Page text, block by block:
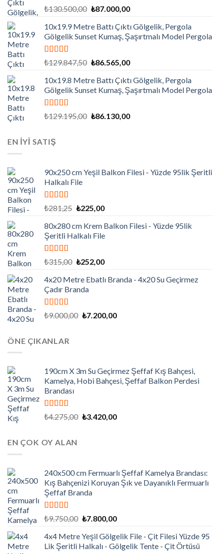
5 üzerinden
oy aldı
₺130.500,00 Orijinal
₺130.500,00.
₺87.000,00Şu
fiyat:
₺87.000,00.
10x19.9 Metre Battı Çıktı Gölgelik, Pergola
Gölgelik Sunset Kumaş, Şaşırtmalı Model Pergola
5 üzerinden
oy aldı
₺129.847,50 Orijinal
₺129.847,50.
₺86.565,00Şu
fiyat:
₺86.565,00.
10x19.8 Metre Battı Çıktı Gölgelik, Pergola
Gölgelik Sunset Kumaş, Şaşırtmalı Model Pergola
5 üzerinden
oy aldı
₺129.195,00 Orijinal
₺86.130,00Şu
EN İYİ SATIŞ
90x250 cm Yeşil Balkon Filesi - Yüzde 95lik Şeritli
Halkalı File
5 üzerinden
oy aldı
₺281,25 Orijinal
₺281,25.
₺225,00Şu
fiyat:
₺225,00.
80x280 cm Krem Balkon Filesi - Yüzde 95lik
Şeritli Halkalı File
5 üzerinden
oy aldı
₺315,00 Orijinal
₺315,00.
₺252,00Şu
fiyat:
4x20 Metre Ebatlı Branda - 4x20 Su Geçirmez
Çadır Branda
5 üzerinden
oy aldı
₺9.000,00 Orijinal
₺7.200,00Şu
ÖNE ÇIKANLAR
190cm X 3m Su Geçirmez Şeffaf Kış Bahçesi,
Kamelya, Hobi Bahçesi, Şeffaf Balkon Perdesi
Brandası
5 üzerinden
oy aldı
₺4.275,00 Orijinal
₺3.420,00Şu
EN ÇOK OY ALAN
240x500 cm Fermuarlı Şeffaf Kamelya Brandası:
Kış Bahçenizi Koruyan Şık ve Dayanıklı Fermuarlı
Şeffaf Branda
5 üzerinden
oy aldı
₺9.750,00 Orijinal
₺9.750,00.
₺7.800,00Şu
fiyat:
₺7.800,00.
4x4 Metre Yeşil Gölgelik File - Çit Filesi Yüzde 95
Lik Şeritli Halkalı - Gölgelik Tente - Çit Örtüsü